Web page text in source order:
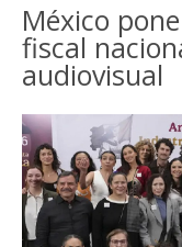
México
fiscal
audiovisual